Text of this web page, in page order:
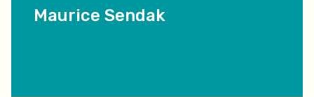
Maurice Sendak